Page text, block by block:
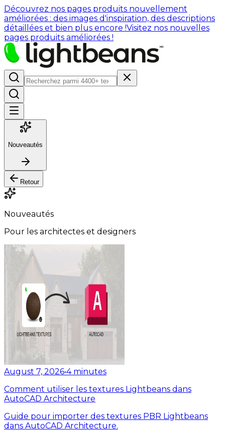
Découvrez nos pages produits nouvellement
améliorées : des images d'inspiration, des descriptions
détaillées et bien plus encore !Visitez nos nouvelles
pages produits améliorées !
Nouveautés
Retour
Nouveautés
Pour les architectes et designers
August 7, 2026•4 minutes
Comment utiliser les textures Lightbeans dans
AutoCAD Architecture
Guide pour importer des textures PBR Lightbeans
dans AutoCAD Architecture.